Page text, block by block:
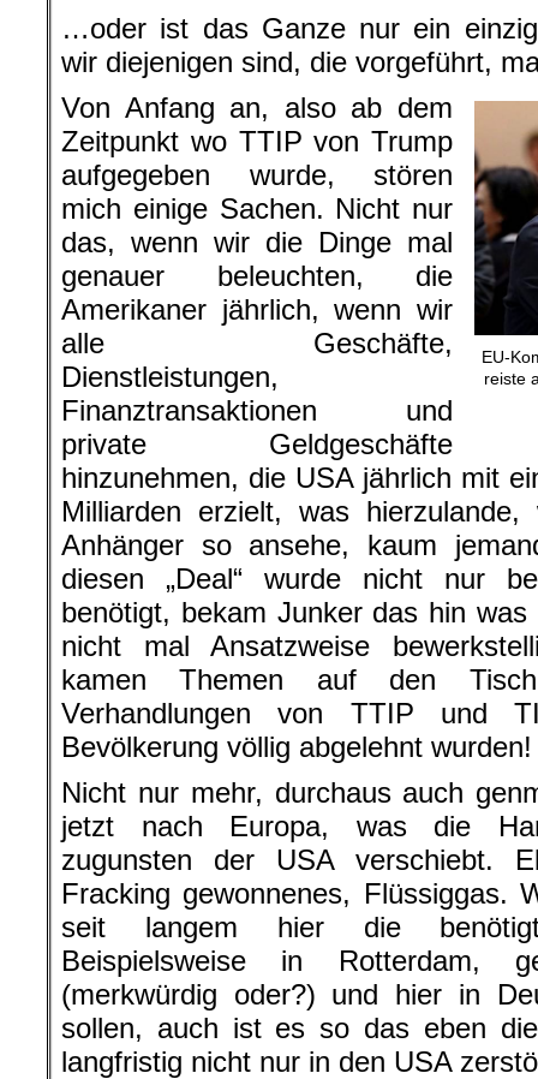
…oder ist das Ganze nur ein
wir diejenigen sind, die vorgeführt,
EU-
reiste
Von Anfang an, also ab dem
Zeitpunkt wo TTIP von Trump
aufgegeben wurde, stören
mich einige Sachen. Nicht nur
das, wenn wir die Dinge mal
genauer beleuchten, die
Amerikaner jährlich, wenn wir
alle Geschäfte,
Dienstleistungen,
Finanztransaktionen und
private Geldgeschäfte
hinzunehmen, die USA jährlich mit
Milliarden erzielt, was
Anhänger so ansehe, kaum
diesen „Deal“ wurde nicht nur
benötigt, bekam Junker das hin
nicht mal Ansatzweise
kamen Themen auf den
Verhandlungen von TTIP und
Bevölkerung völlig abgelehnt wurden!
Nicht nur mehr, durchaus auch
jetzt nach Europa, was die
zugunsten der USA verschiebt.
Fracking gewonnenes, Flüssiggas.
seit langem hier die
Beispielsweise in Rotterdam,
(merkwürdig oder?) und hier in
sollen, auch ist es so das eben
langfristig nicht nur in den USA